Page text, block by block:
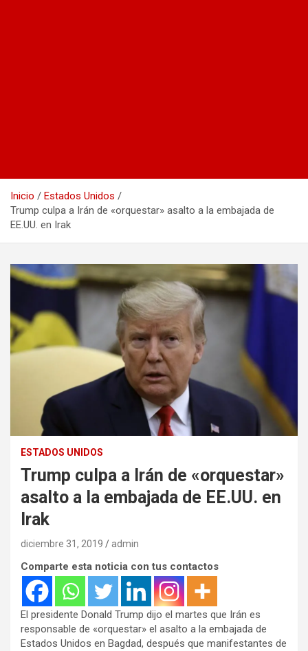
Inicio
Estados Unidos
Trump culpa a Irán de «orquestar» asalto a la embajada de
EE.UU. en Irak
ESTADOS UNIDOS
Trump culpa a Irán de «orquestar»
asalto a la embajada de EE.UU. en
Irak
diciembre 31, 2019 admin
Comparte esta noticia con tus contactos
El presidente Donald Trump dijo el martes que Irán es
responsable de «orquestar» el asalto a la embajada de
Estados Unidos en Bagdad, después que manifestantes de